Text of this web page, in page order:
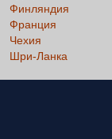
Финляндия
Франция
Чехия
Шри-Ланка